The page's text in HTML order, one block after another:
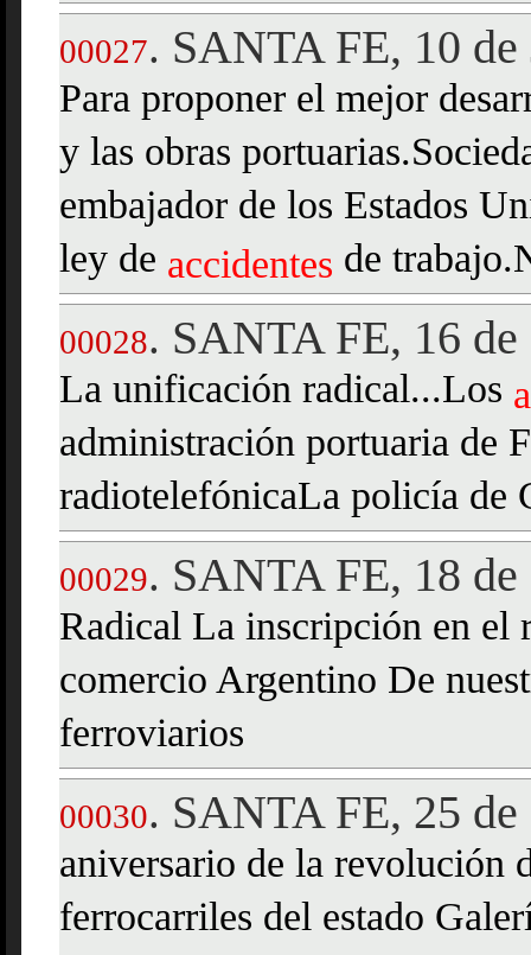
00027. SANTA FE, 10
Para proponer el mejor
y las obras
embajador de los Estados
ley de accidentes de
00028. SANTA FE, 16
La unificación radical...Los
administración portuaria de
radiotelefónicaLa policía de
00029. SANTA FE, 18
Radical La inscripción en
comercio Argentino De
ferroviarios
00030. SANTA FE, 25
aniversario de la revolución
ferrocarriles del estado